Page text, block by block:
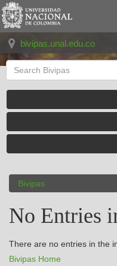
Skip
navigation
bivipas.unal.edu.co
Bivipas
No Entries
There are no entries in the
Bivipas Home